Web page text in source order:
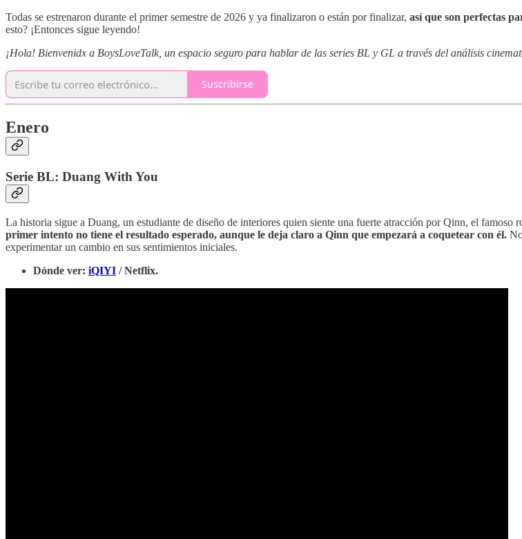
Todas se estrenaron durante el primer semestre de 2026 y ya finalizaron o están por finalizar, así que son perfectas
esto? ¡Entonces sigue leyendo!
¡Hola! Bienvenidx a BoysLoveTalk, un espacio seguro para hablar de las series BL y GL a través del análisis
Suscribirse
Enero
Serie BL: Duang With You
La historia sigue a Duang, un estudiante de diseño de interiores quien siente una fuerte atracción por Qinn, el famoso
primer intento no tiene el resultado esperado, aunque le deja claro a Qinn que empezará a coquetear con él.
experimentar un cambio en sus sentimientos iniciales.
Dónde ver: iQIYI / Netflix.